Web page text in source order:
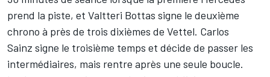
prend la piste, et Valtteri Bottas signe le deuxième
chrono à près de trois dixièmes de Vettel. Carlos
Sainz signe le troisième temps et décide de passer les
intermédiaires, mais rentre après une seule boucle.